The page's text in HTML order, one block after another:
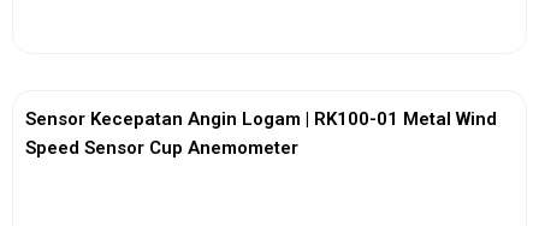
Sensor Kecepatan Angin Logam | RK100-01 Metal Wind
Speed Sensor Cup Anemometer